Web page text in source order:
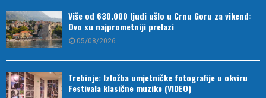
Više od 630.000 ljudi ušlo u Crnu Goru za vikend:
Ovo su najprometniji prelazi
05/08/2026
Trebinje: Izložba umjetničke fotografije u okviru
Festivala klasične muzike (VIDEO)